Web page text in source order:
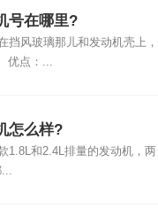
号在哪里?
挡风玻璃那儿和发动机壳上，
优点：...
怎么样?
1.8L和2.4L排量的发动机，两
...